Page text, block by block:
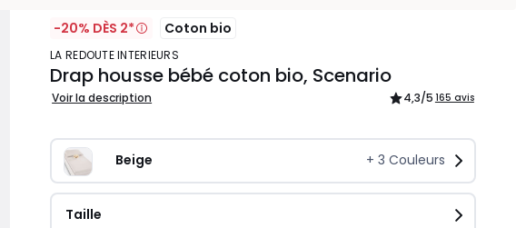
-20% DÈS 2* Coton bio
LA REDOUTE INTERIEURS
Drap housse bébé coton bio, Scenario
Voir la description 4,3/5 165 avis
Beige + 3 Couleurs
Taille